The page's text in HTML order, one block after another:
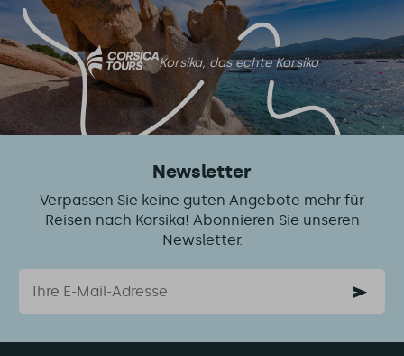
Korsika, das echte Korsika
Newsletter
Verpassen Sie keine guten Angebote mehr für
Reisen nach Korsika! Abonnieren Sie unseren
Newsletter.
Email